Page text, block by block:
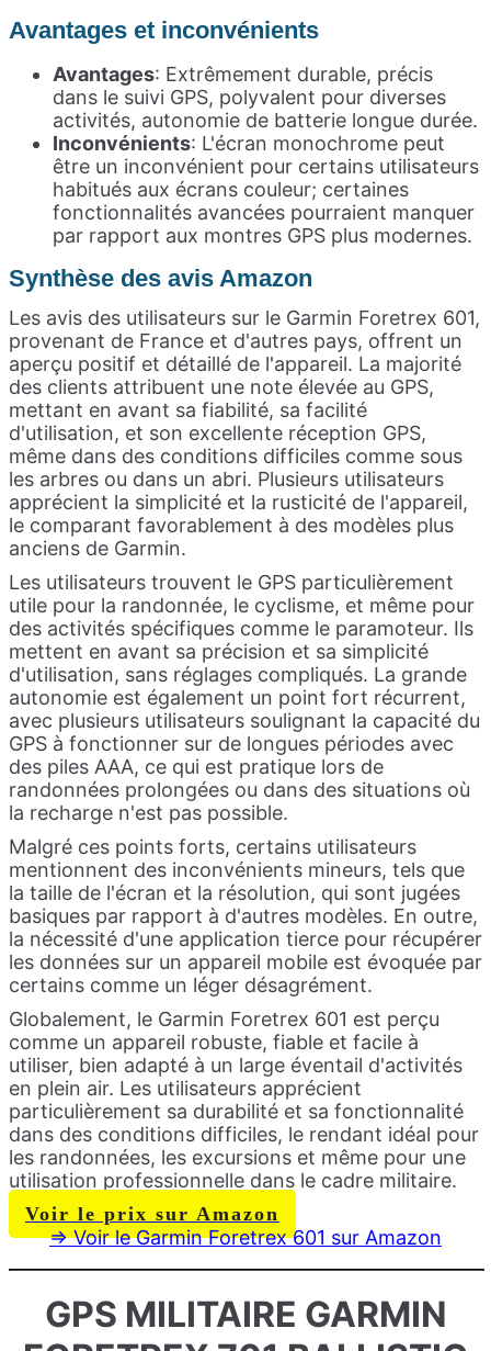
Avantages et inconvénients
Avantages: Extrêmement durable, précis
dans le suivi GPS, polyvalent pour diverses
activités, autonomie de batterie longue durée.
Inconvénients: L'écran monochrome peut
être un inconvénient pour certains utilisateurs
habitués aux écrans couleur; certaines
fonctionnalités avancées pourraient manquer
par rapport aux montres GPS plus modernes.
Synthèse des avis Amazon
Les avis des utilisateurs sur le Garmin Foretrex 601,
provenant de France et d'autres pays, offrent un
aperçu positif et détaillé de l'appareil. La majorité
des clients attribuent une note élevée au GPS,
mettant en avant sa fiabilité, sa facilité
d'utilisation, et son excellente réception GPS,
même dans des conditions difficiles comme sous
les arbres ou dans un abri. Plusieurs utilisateurs
apprécient la simplicité et la rusticité de l'appareil,
le comparant favorablement à des modèles plus
anciens de Garmin.
Les utilisateurs trouvent le GPS particulièrement
utile pour la randonnée, le cyclisme, et même pour
des activités spécifiques comme le paramoteur. Ils
mettent en avant sa précision et sa simplicité
d'utilisation, sans réglages compliqués. La grande
autonomie est également un point fort récurrent,
avec plusieurs utilisateurs soulignant la capacité du
GPS à fonctionner sur de longues périodes avec
des piles AAA, ce qui est pratique lors de
randonnées prolongées ou dans des situations où
la recharge n'est pas possible.
Malgré ces points forts, certains utilisateurs
mentionnent des inconvénients mineurs, tels que
la taille de l'écran et la résolution, qui sont jugées
basiques par rapport à d'autres modèles. En outre,
la nécessité d'une application tierce pour récupérer
les données sur un appareil mobile est évoquée par
certains comme un léger désagrément.
Globalement, le Garmin Foretrex 601 est perçu
comme un appareil robuste, fiable et facile à
utiliser, bien adapté à un large éventail d'activités
en plein air. Les utilisateurs apprécient
particulièrement sa durabilité et sa fonctionnalité
dans des conditions difficiles, le rendant idéal pour
les randonnées, les excursions et même pour une
utilisation professionnelle dans le cadre militaire.
Voir le prix sur Amazon
=> Voir le Garmin Foretrex 601 sur Amazon
GPS MILITAIRE GARMIN